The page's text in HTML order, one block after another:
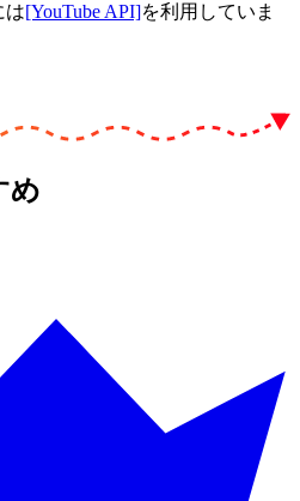
は[YouTube API]を利用していま
め